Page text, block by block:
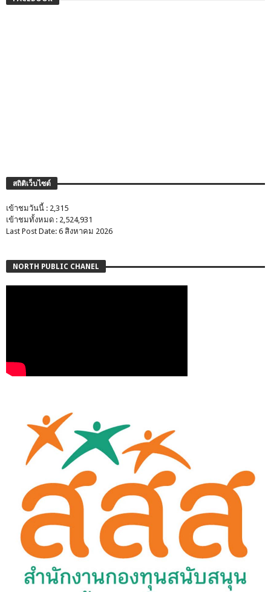
สถิติเว็บไซต์
เข้าชมวันนี้ : 2,315
เข้าชมทั้งหมด : 2,524,931
Last Post Date: 6 สิงหาคม 2026
NORTH PUBLIC CHANEL